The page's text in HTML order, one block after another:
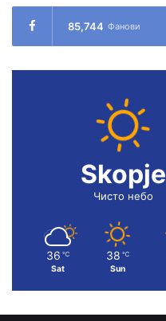
85,744 Фанови
Skopje
Чисто небо
36 ℃
Sat
38 ℃
Sun